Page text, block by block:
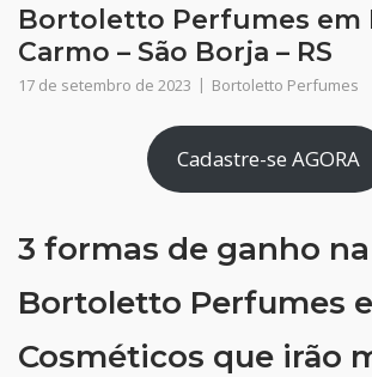
Bortoletto Perfumes em
Carmo – São Borja – RS
17 de setembro de 2023 Bortoletto Perfumes
Cadastre-se AGORA
3 formas de ganho na
Bortoletto Perfumes e
Cosméticos que irão